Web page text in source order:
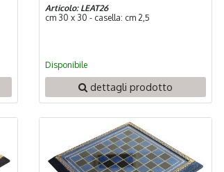
Articolo: LEAT26
cm 30 x 30 - casella: cm 2,5
Disponibile
dettagli prodotto